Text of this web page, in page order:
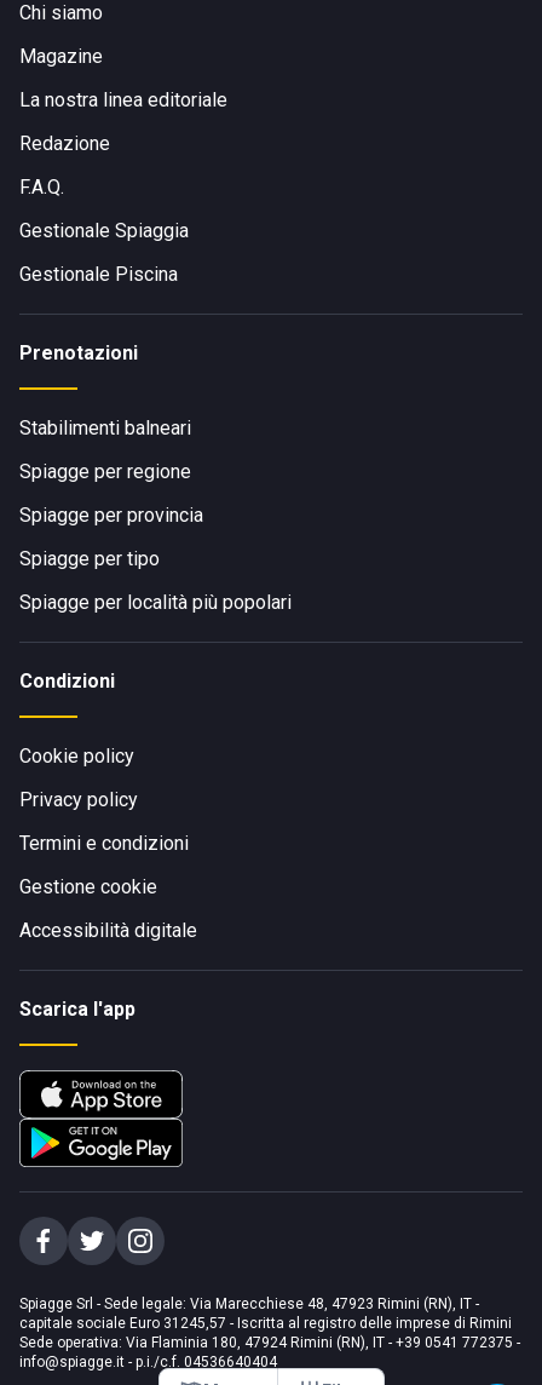
Chi siamo
Magazine
La nostra linea editoriale
Redazione
F.A.Q.
Gestionale Spiaggia
Gestionale Piscina
Prenotazioni
Stabilimenti balneari
Spiagge per regione
Spiagge per provincia
Spiagge per tipo
Spiagge per località più popolari
Condizioni
Cookie policy
Privacy policy
Termini e condizioni
Gestione cookie
Accessibilità digitale
Scarica l'app
Spiagge Srl - Sede legale: Via Marecchiese 48, 47923 Rimini (RN), IT -
capitale sociale Euro 31245,57 - Iscritta al registro delle imprese di Rimini
Sede operativa: Via Flaminia 180, 47924 Rimini (RN), IT - +39 0541 772375 -
info@spiagge.it - p.i./c.f. 04536640404